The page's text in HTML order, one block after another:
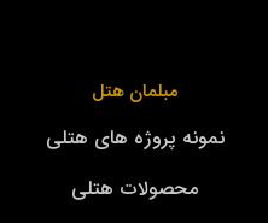
مبلمان هتل
نمونه پروژه های هتلی
محصولات هتلی